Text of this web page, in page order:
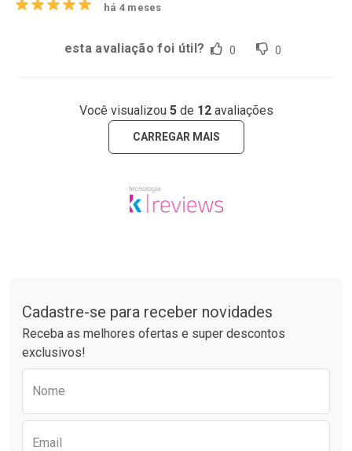
há 4 meses
esta avaliação foi útil? 0 0
Você visualizou 5de 12avaliações
CARREGAR MAIS
Cadastre-se para receber novidades
Receba as melhores ofertas e super descontos
exclusivos!
Nome
Email